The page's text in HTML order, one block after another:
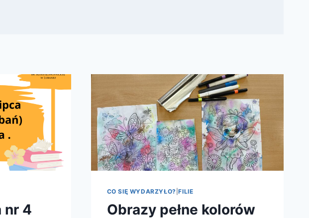
nr 4
CO SIĘ WYDARZYŁO? |FILIE
Obrazy pełne kolorów